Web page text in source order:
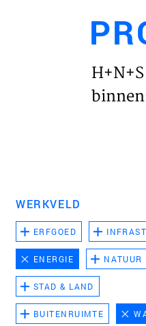
WERKVELD
ERFGOED
ENERGIE NATUUR
STAD & LAND
BUITENRUIMTE